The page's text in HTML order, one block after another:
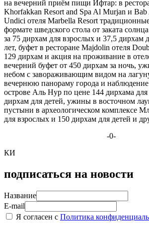
на вечерний приём пищи Ифтар: в
Khorfakkan Resort and Spa Al Murjan и
Undici отеля Marbella Resort
формате шведского стола от заката
за 75 дирхам для взрослых и 37,5 дирхам
лет, буфет в ресторане Majdolin отеля
129 дирхам и акция на проживание в
вечерний буфет от 450 дирхам за ночь,
небом с завораживающим видом на
вечернюю панораму города и наблюдение
острове Аль Нур по цене 144 дирхама
дирхам для детей, ужины в восточном
пустыни в археологическом комплексе
для взрослых и 150 дирхам для детей и
-0-
КИ
подписаться на новости
Название
E-mail
Я согласен с Политика